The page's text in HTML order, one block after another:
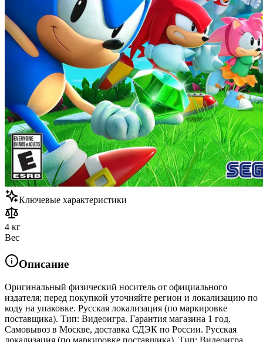
Ключевые характеристики
4 кг
Вес
Описание
Оригинальный физический носитель от официального
издателя; перед покупкой уточняйте регион и локализацию по
коду на упаковке. Русская локализация (по маркировке
поставщика). Тип: Видеоигра. Гарантия магазина 1 год.
Самовывоз в Москве, доставка СДЭК по России. Русская